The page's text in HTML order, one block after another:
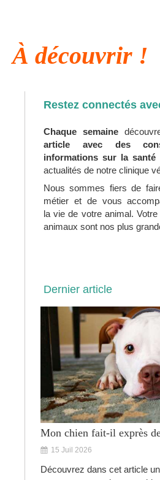
À découvrir !
Restez connectés
Chaque semaine
article avec des
informations sur la santé
actualités de notre clinique
Nous sommes fiers de
métier et de vous
la vie de votre animal.
animaux sont nos plus
Dernier article
15 Juil 2026
Découvrez dans cet article